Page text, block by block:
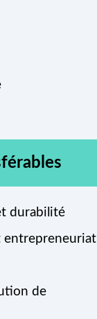
durabilité
entrepreneuriat
de